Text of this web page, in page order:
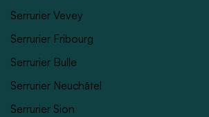
Serrurier Vevey
Serrurier Fribourg
Serrurier Bulle
Serrurier Neuchâtel
Serrurier Sion